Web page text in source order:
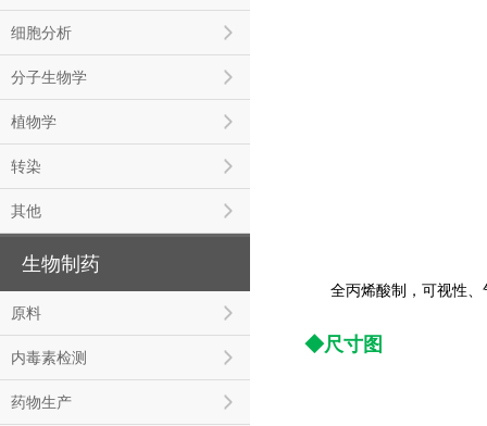
细胞分析
分子生物学
植物学
转染
其他
生物制药
原料
内毒素检测
药物生产
全丙烯酸制，可视性
◆尺寸图